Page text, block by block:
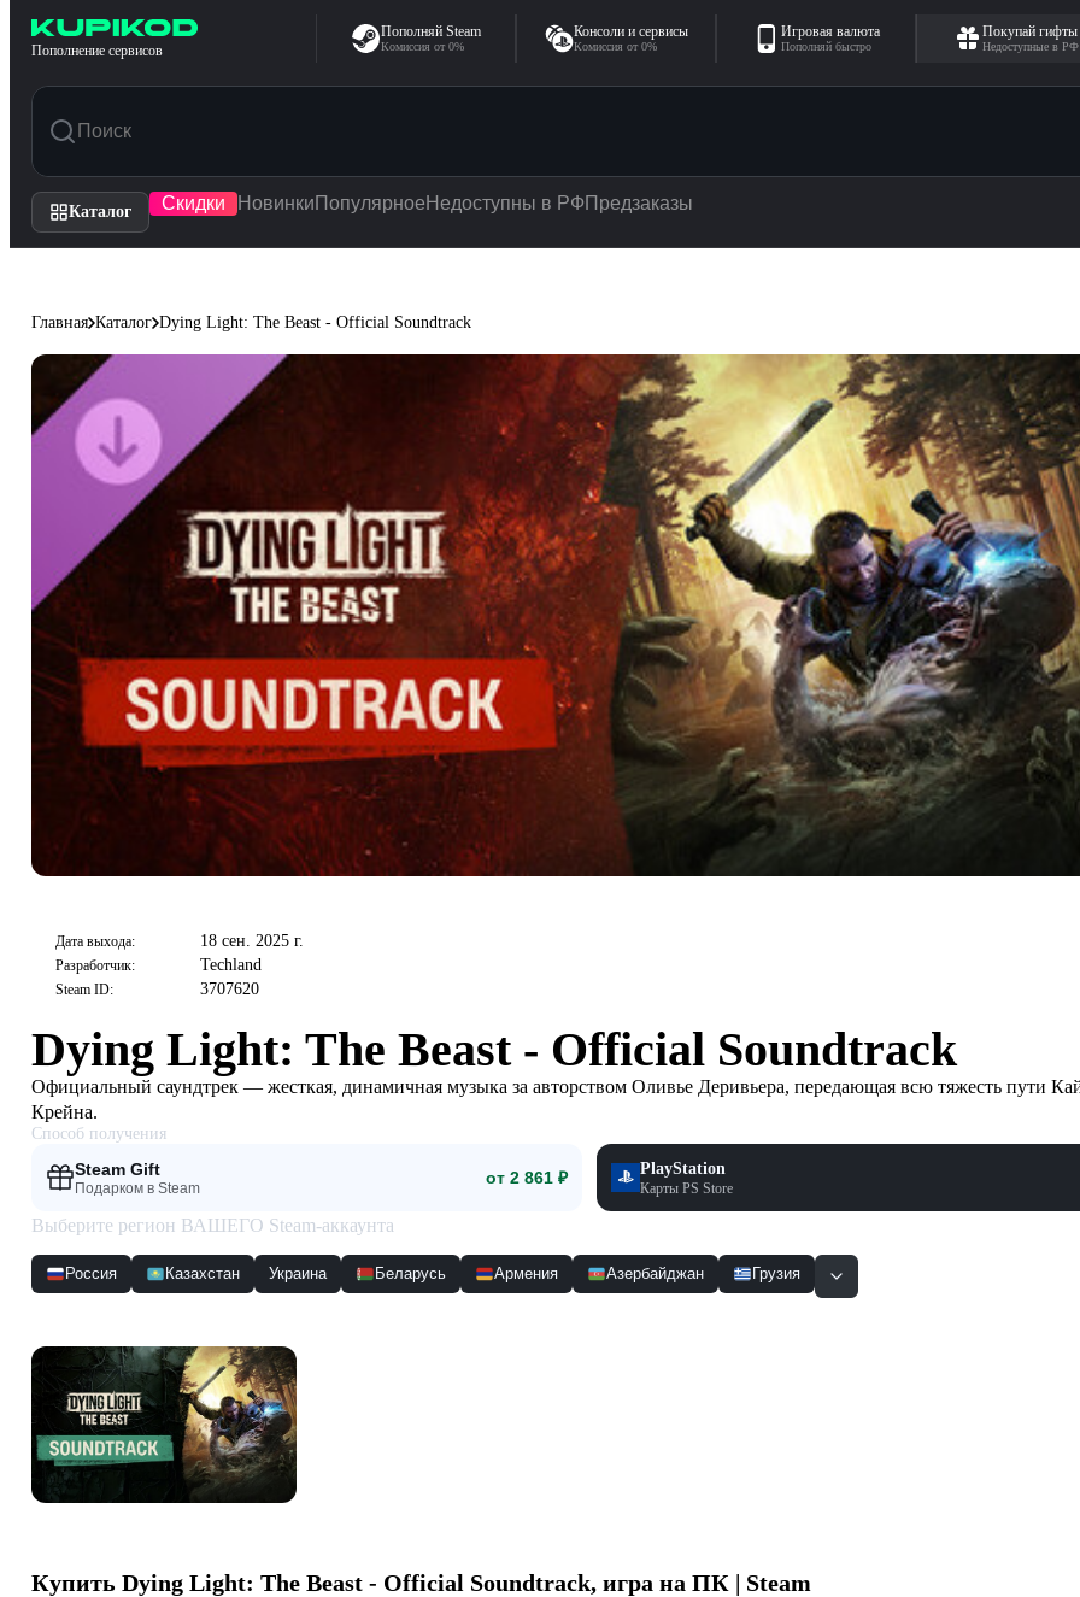
Перейти к содержимому
Пополнение сервисов
Пополняй Steam
Комиссия от 0%
Консоли и сервисы
Комиссия от 0%
Игровая валюта
Пополняй быстро
Покупай гифты
Недоступные в РФ
Каталог Скидки Новинки Популярное Недоступны в РФ Предзаказы
Главная Каталог Dying Light: The Beast - Official Soundtrack
Дата выхода: 18 сен. 2025 г.
Разработчик: Techland
Steam ID: 3707620
Dying Light: The Beast - Official Soundtrack
Официальный саундтрек — жесткая, динамичная музыка за авторством Оливье Деривьера, передающая всю тяжесть пути
Крейна.
Способ получения
Steam Gift
Подарком в Steam
от 2 861 ₽ PlayStation
Карты PS Store
Выберите регион ВАШЕГО Steam-аккаунта
Россия Казахстан Украина Беларусь Армения Азербайджан Грузия
Купить Dying Light: The Beast - Official Soundtrack, игра на ПК | Steam